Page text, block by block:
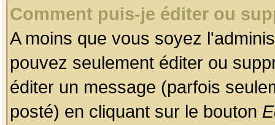
Comment puis-je éditer ou
A moins que vous soyez
pouvez seulement éditer ou
éditer un message (parfois
posté) en cliquant sur le bouton